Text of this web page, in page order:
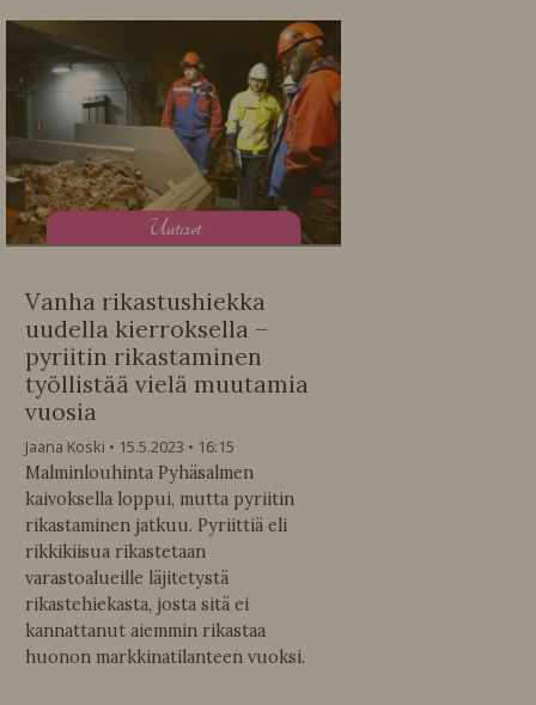
Uutiset
Vanha rikastushiekka
uudella kierroksella –
pyriitin rikastaminen
työllistää vielä muutamia
vuosia
Jaana Koski 15.5.2023
16:15
Malminlouhinta Pyhäsalmen
kaivoksella loppui, mutta pyriitin
rikastaminen jatkuu. Pyriittiä eli
rikkikiisua rikastetaan
varastoalueille läjitetystä
rikastehiekasta, josta sitä ei
kannattanut aiemmin rikastaa
huonon markkinatilanteen vuoksi.